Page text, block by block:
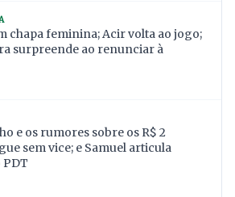
chapa feminina; Acir volta ao jogo;
surpreende ao renunciar à
e os rumores sobre os R$ 2
sem vice; e Samuel articula